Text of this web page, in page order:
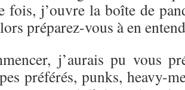
fois, j’ouvre la boîte de
préparez-vous à en
j’aurais pu vous
préférés, punks, heavy-